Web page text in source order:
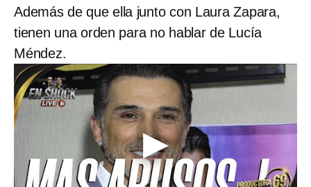
Además de que ella junto con Laura Zapara,
tienen una orden para no hablar de Lucía
Méndez.